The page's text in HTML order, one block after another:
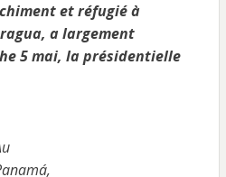
et réfugié à
a largement
5 mai, la présidentielle